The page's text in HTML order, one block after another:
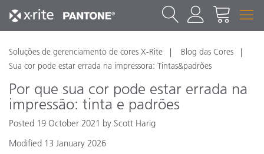
Soluções de gerenciamento de cores X-Rite
Blog das Cores
Sua cor pode estar errada na impressora: Tintas&padrões
Por que sua cor pode estar errada na
impressão: tinta e padrões
Posted 19 October 2021 by Scott Harig
Modified 13 January 2026